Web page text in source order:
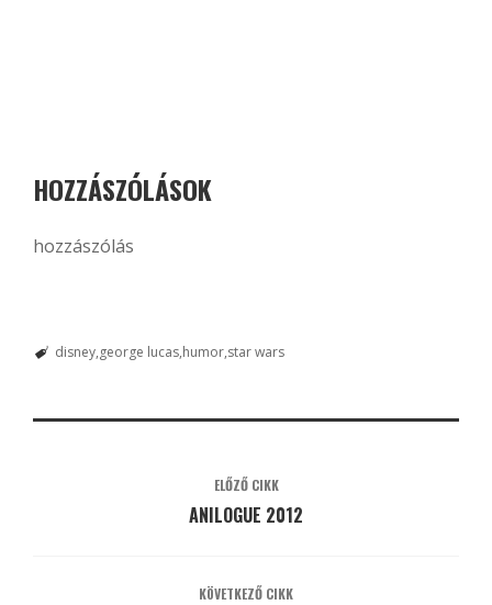
HOZZÁSZÓLÁSOK
hozzászólás
disney george lucas humor star wars
ELŐZŐ CIKK
ANILOGUE 2012
KÖVETKEZŐ CIKK